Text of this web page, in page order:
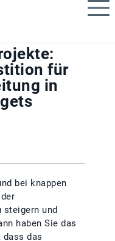
für
in
bei knappen
steigern und
haben Sie das
dass das